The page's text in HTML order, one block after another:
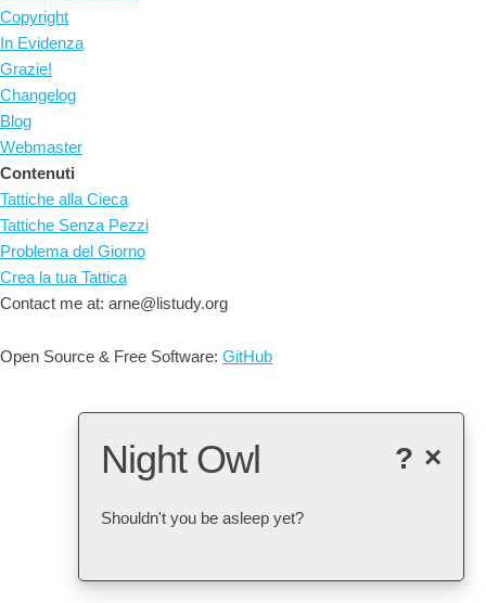
Copyright
In Evidenza
Grazie!
Changelog
Blog
Webmaster
Contenuti
Tattiche alla Cieca
Tattiche Senza Pezzi
Problema del Giorno
Crea la tua Tattica
Contact me at: arne@listudy.org
Open Source & Free Software: GitHub
×
?
Night Owl
Shouldn't you be asleep yet?